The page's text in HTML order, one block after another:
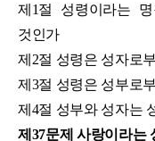
제1절 성령이라는
것인가
제2절 성령은 성자로
제3절 성령은 성부로
제4절 성부와 성자는
제37문제 사랑이라는